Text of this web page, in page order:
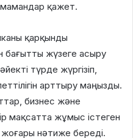
мамандар қажет.
қарқынды
бағытты жүзеге асыру
түрде жүргізіп,
арттыру маңызды.
бизнес және
мақсатта жұмыс істеген
нәтиже береді.